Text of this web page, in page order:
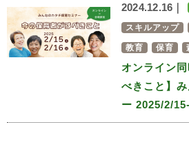
2024.12.16｜
スキルアップ
教育 保育
オンライン
べきこと】
ー 2025/2/